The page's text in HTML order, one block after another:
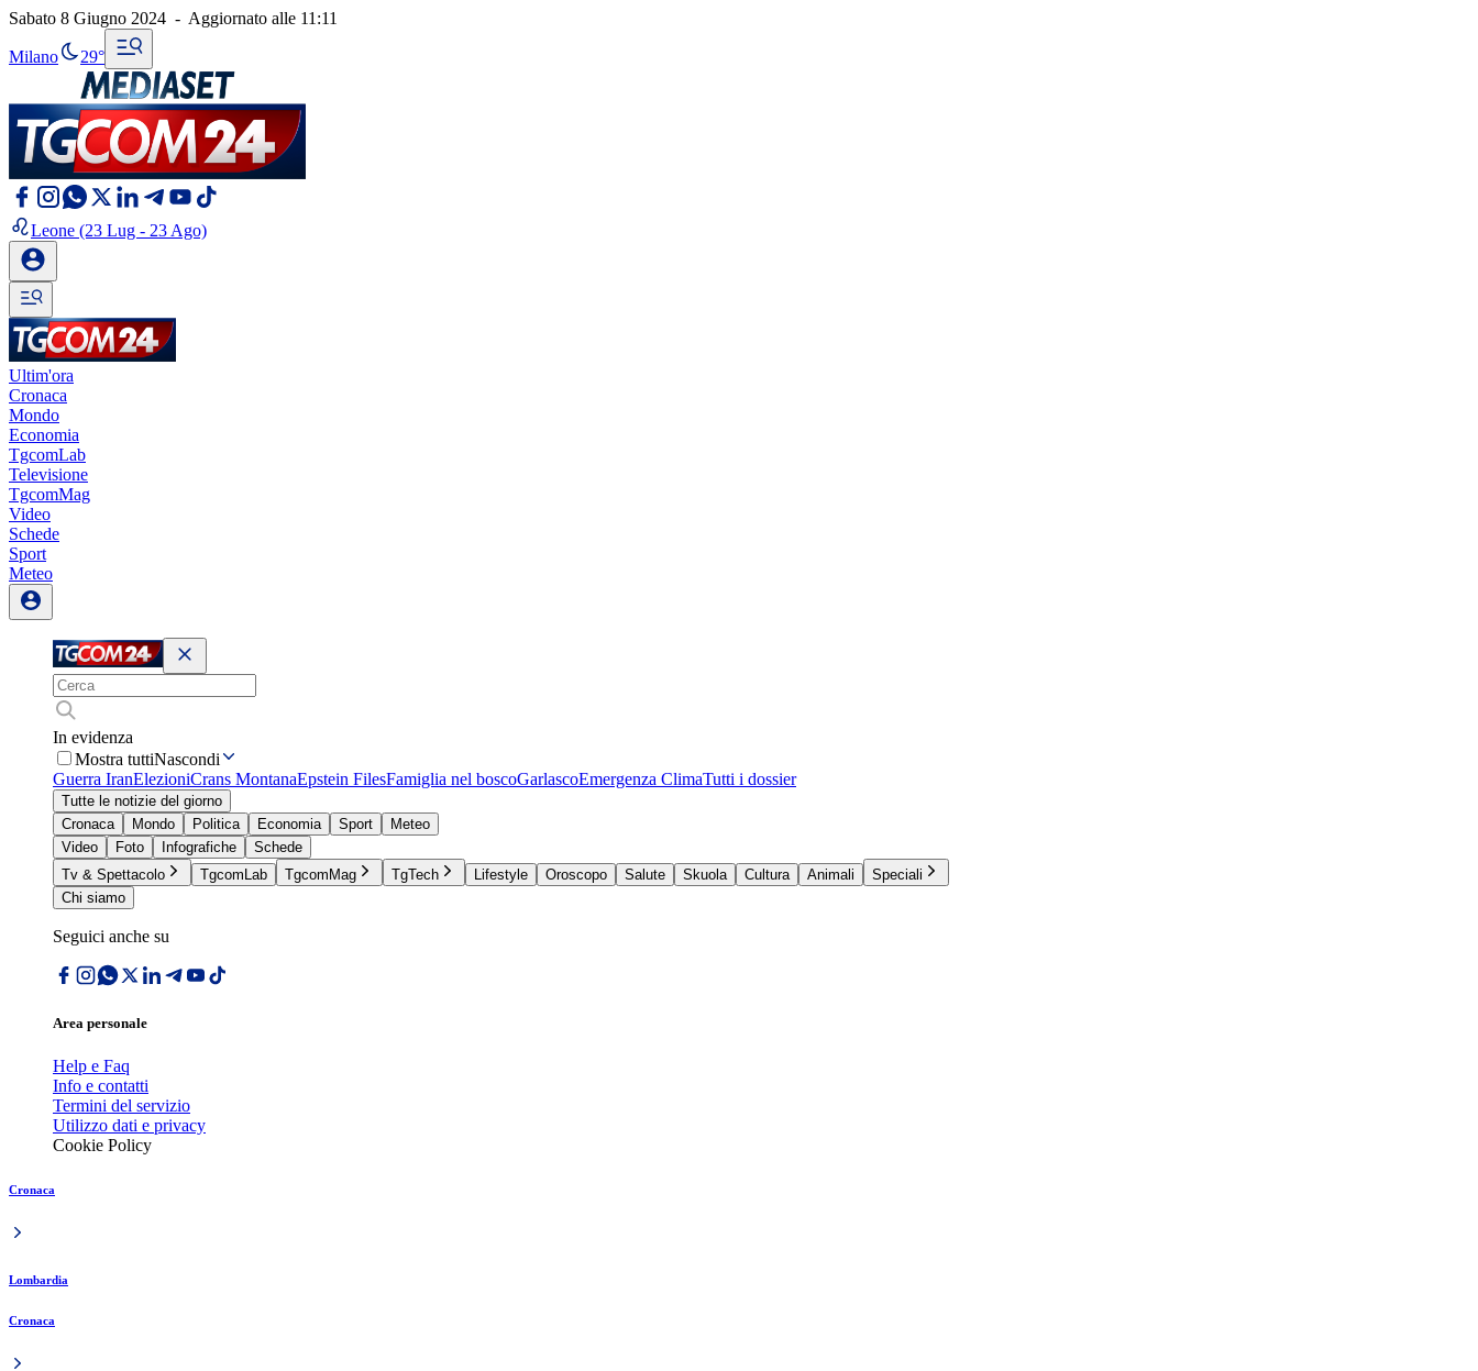
Sabato 8 Giugno 2024 - Aggiornato alle 11:11
Milano 29°
Leone (23 Lug - 23 Ago)
Ultim'ora
Cronaca
Mondo
Economia
TgcomLab
Televisione
TgcomMag
Video
Schede
Sport
Meteo
In evidenza
Mostra tuttiNascondi
Guerra IranElezioniCrans MontanaEpstein FilesFamiglia nel boscoGarlascoEmergenza ClimaTutti i dossier
Tutte le notizie del giorno
Cronaca
Mondo Politica Economia Sport
Meteo
Video
Foto Infografiche
Schede
Tv & Spettacolo
TgcomLab TgcomMag TgTech Lifestyle Oroscopo Salute Skuola Cultura Animali
Speciali
Chi siamo
Seguici anche su
Area personale
Help e Faq
Info e contatti
Termini del servizio
Utilizzo dati e privacy
Cookie Policy
Cronaca
Lombardia
Cronaca